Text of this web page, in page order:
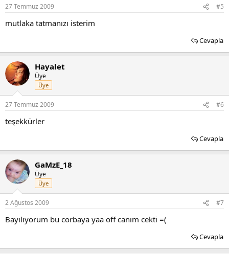
27 Temmuz 2009 #5
mutlaka tatmanızı isterim
Cevapla
Hayalet
Üye
Üye
27 Temmuz 2009 #6
teşekkürler
Cevapla
GaMzE_18
Üye
Üye
2 Ağustos 2009 #7
Bayılıyorum bu corbaya yaa off canım cekti =(
Cevapla